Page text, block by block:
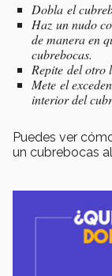
Dobla el
Haz un nudo
de manera en
cubrebocas.
Repite del otro
Mete el
interior del
Puedes ver
un cubrebocas